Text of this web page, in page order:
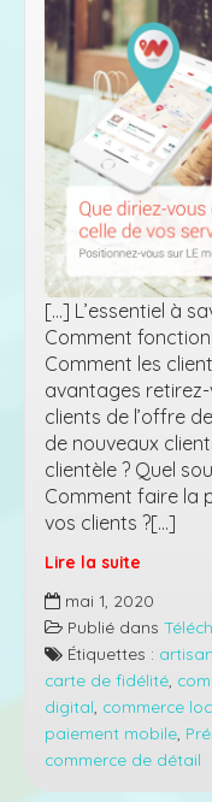
[…] L’essentiel à
Comment
Comment les
avantages
clients de l’offre
de nouveaux
clientèle ? Quel
Comment faire la
vos clients ?[…]
Lire la suite
Être
weePartner
–
Brochure
de
présentation
wee
2020
mai 1, 2020
Publié dans
Étiquettes :
carte de fidélité
digital commerce
paiement mobile
commerce de détail